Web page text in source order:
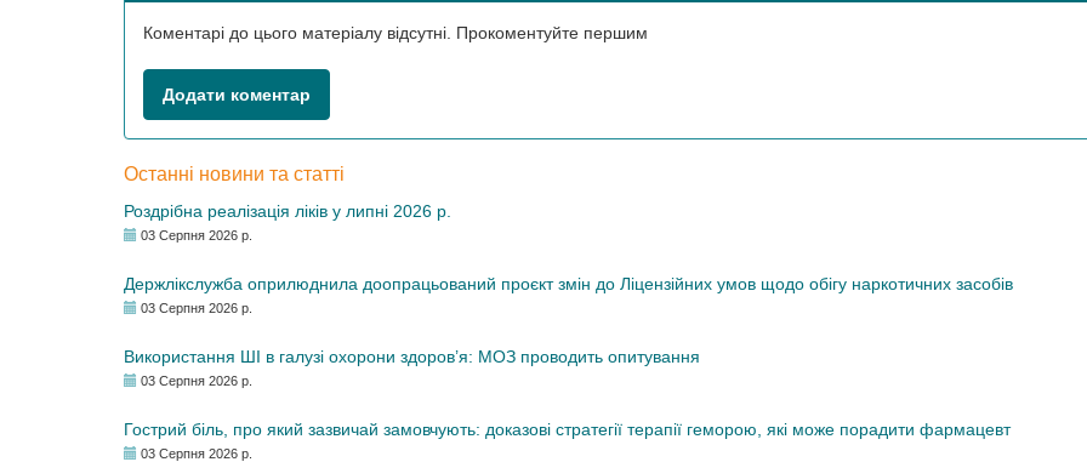
Коментарі до цього матеріалу відсутні. Прокоментуйте першим
Додати коментар
Останні новини та статті
Роздрібна реалізація ліків у липні 2026 р.
03 Серпня 2026 р.
Держлікслужба оприлюднила доопрацьований проєкт змін до Ліцензійних умов щодо обігу наркотичних засобів
03 Серпня 2026 р.
Використання ШІ в галузі охорони здоров’я: МОЗ проводить опитування
03 Серпня 2026 р.
Гострий біль, про який зазвичай замовчують: доказові стратегії терапії геморою, які може порадити фармацевт
03 Серпня 2026 р.